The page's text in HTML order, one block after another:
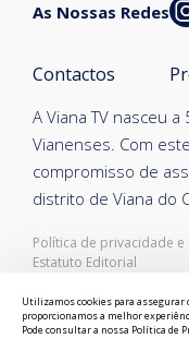
Política de privacidade e
Estatuto Editorial
A Viana TV nasceu
Vianenses. Com
compromisso de
distrito de Viana do
Contactos
As Nossas Redes
Utilizamos cookies para assegurar
proporcionamos a melhor
Pode consultar a nossa Política de